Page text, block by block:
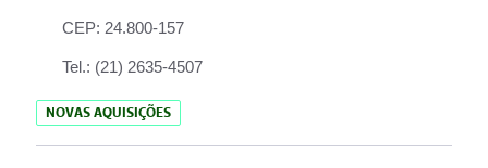
CEP: 24.800-157
Tel.: (21) 2635-4507
NOVAS AQUISIÇÕES